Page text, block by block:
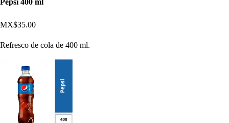
MX$35.00
Refresco de cola de 400 ml.